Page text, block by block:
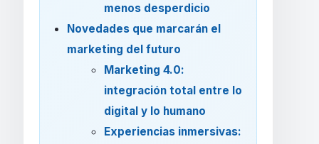
menos desperdicio
Novedades que marcarán el
marketing del futuro
Marketing 4.0:
integración total entre lo
digital y lo humano
Experiencias inmersivas: